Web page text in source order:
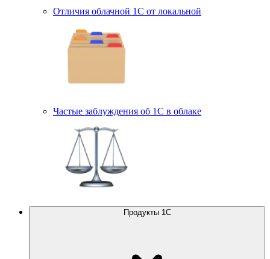
Отличия облачной 1С от локальной
Частые заблуждения об 1С в облаке
Продукты 1С